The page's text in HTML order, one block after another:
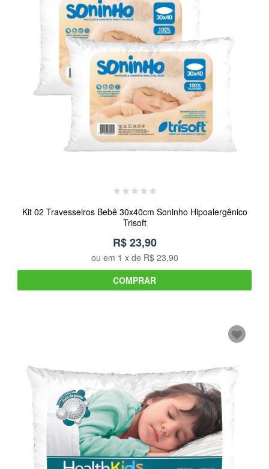
Kit 02 Travesseiros Bebê 30x40cm Soninho Hipoalergênico
Trisoft
R$ 23,90
ou em 1 x de R$ 23,90
COMPRAR